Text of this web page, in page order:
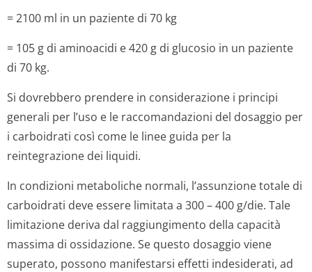
= 2100 ml in un paziente di 70 kg
= 105 g di aminoacidi e 420 g di glucosio in un paziente
di 70 kg.
Si dovrebbero prendere in considerazione i principi
generali per l’uso e le raccomandazioni del dosaggio per
i carboidrati così come le linee guida per la
reintegrazione dei liquidi.
In condizioni metaboliche normali, l’assunzione totale di
carboidrati deve essere limitata a 300 – 400 g/die. Tale
limitazione deriva dal raggiungimento della capacità
massima di ossidazione. Se questo dosaggio viene
superato, possono manifestarsi effetti indesiderati, ad